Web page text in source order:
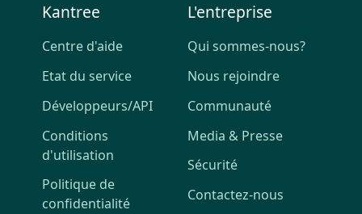
Kantree
Centre d'aide
Etat du service
Développeurs/API
Conditions
d'utilisation
Politique de
confidentialité
L'entreprise
Qui sommes-nous?
Nous rejoindre
Communauté
Media & Presse
Sécurité
Contactez-nous